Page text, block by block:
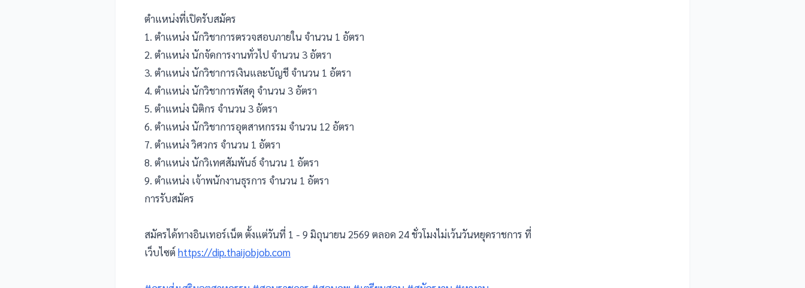
ตำแหน่งที่เปิดรับสมัคร
1. ตำแหน่ง นักวิชาการตรวจสอบภายใน จำนวน 1 อัตรา
2. ตำแหน่ง นักจัดการงานทั่วไป จำนวน 3 อัตรา
3. ตำแหน่ง นักวิชาการเงินและบัญชี จำนวน 1 อัตรา
4. ตำแหน่ง นักวิชาการพัสดุ จำนวน 3 อัตรา
5. ตำแหน่ง นิติกร จำนวน 3 อัตรา
6. ตำแหน่ง นักวิชาการอุตสาหกรรม จำนวน 12 อัตรา
7. ตำแหน่ง วิศวกร จำนวน 1 อัตรา
8. ตำแหน่ง นักวิเทศสัมพันธ์ จำนวน 1 อัตรา
9. ตำแหน่ง เจ้าพนักงานธุรการ จำนวน 1 อัตรา
การรับสมัคร
สมัครได้ทางอินเทอร์เน็ต ตั้งแต่วันที่ 1 - 9 มิถุนายน 2569 ตลอด 24 ชั่วโมงไม่เว้นวันหยุดราชการ ที่
เว็บไซต์ https://dip.thaijobjob.com